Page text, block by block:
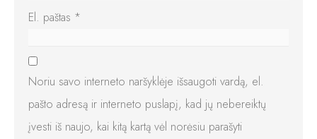
El. paštas *
Noriu savo interneto naršyklėje išsaugoti vardą, el.
pašto adresą ir interneto puslapį, kad jų nebereiktų
įvesti iš naujo, kai kitą kartą vėl norėsiu parašyti